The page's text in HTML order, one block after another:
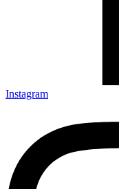
Instagram